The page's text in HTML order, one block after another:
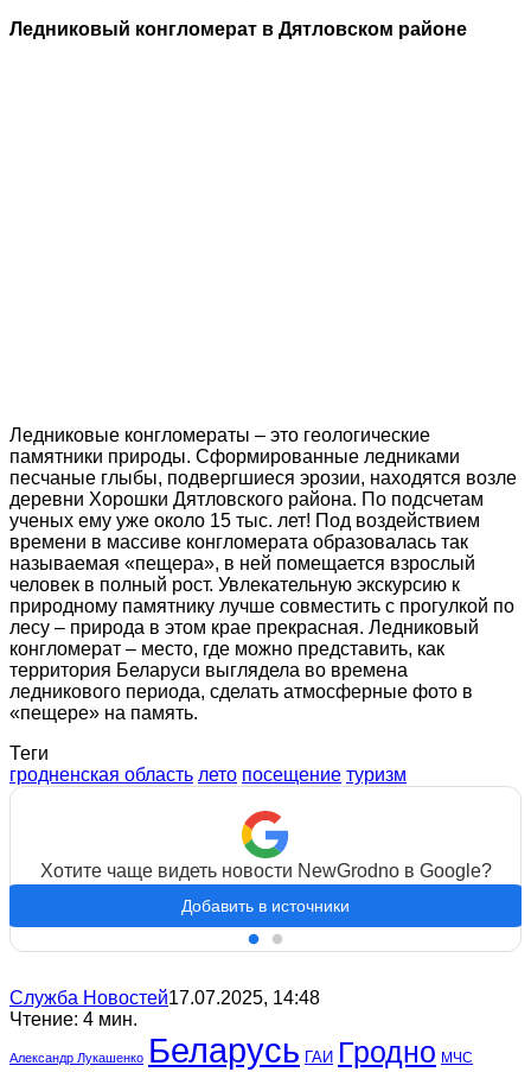
Ледниковый конгломерат в Дятловском районе
Ледниковые конгломераты – это геологические
памятники природы. Сформированные ледниками
песчаные глыбы, подвергшиеся эрозии, находятся возле
деревни Хорошки Дятловского района. По подсчетам
ученых ему уже около 15 тыс. лет! Под воздействием
времени в массиве конгломерата образовалась так
называемая «пещера», в ней помещается взрослый
человек в полный рост. Увлекательную экскурсию к
природному памятнику лучше совместить с прогулкой по
лесу – природа в этом крае прекрасная. Ледниковый
конгломерат – место, где можно представить, как
территория Беларуси выглядела во времена
ледникового периода, сделать атмосферные фото в
«пещере» на память.
Теги
гродненская область лето посещение туризм
Хотите чаще видеть новости NewGrodno в Google?
Добавить в источники
Служба Новостей17.07.2025, 14:48
Чтение: 4 мин.
Александр Лукашенко Беларусь ГАИ Гродно МЧС